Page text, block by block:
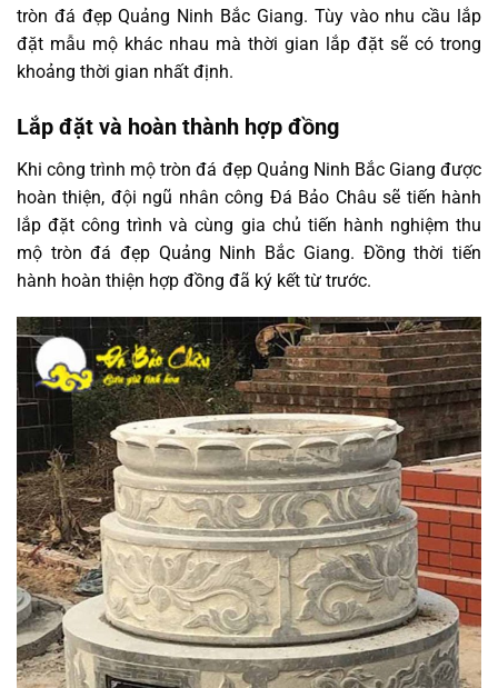
tròn đá đẹp Quảng Ninh Bắc Giang. Tùy vào nhu cầu lắp
đặt mẫu mộ khác nhau mà thời gian lắp đặt sẽ có trong
khoảng thời gian nhất định.
Lắp đặt và hoàn thành hợp đồng
Khi công trình mộ tròn đá đẹp Quảng Ninh Bắc Giang được
hoàn thiện, đội ngũ nhân công Đá Bảo Châu sẽ tiến hành
lắp đặt công trình và cùng gia chủ tiến hành nghiệm thu
mộ tròn đá đẹp Quảng Ninh Bắc Giang. Đồng thời tiến
hành hoàn thiện hợp đồng đã ký kết từ trước.